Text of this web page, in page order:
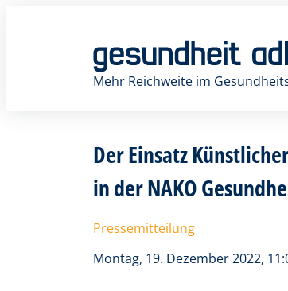
Mehr Reichweite im
Der Einsatz
in der NAKO
Pressemitteilung
Montag, 19. Dezember 2022,